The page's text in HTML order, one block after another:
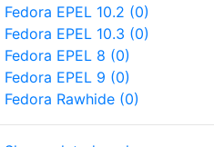
Fedora EPEL 10.2 (0)
Fedora EPEL 10.3 (0)
Fedora EPEL 8 (0)
Fedora EPEL 9 (0)
Fedora Rawhide (0)